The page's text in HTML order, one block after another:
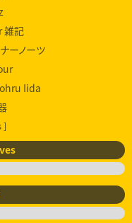
雑記
ーノーツ
Iida
]